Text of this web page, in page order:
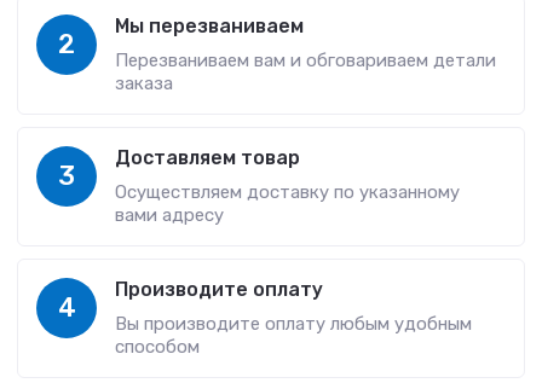
2
Мы перезваниваем
Перезваниваем вам и обговариваем детали
заказа
3
Доставляем товар
Осуществляем доставку по указанному
вами адресу
4
Производите оплату
Вы производите оплату любым удобным
способом